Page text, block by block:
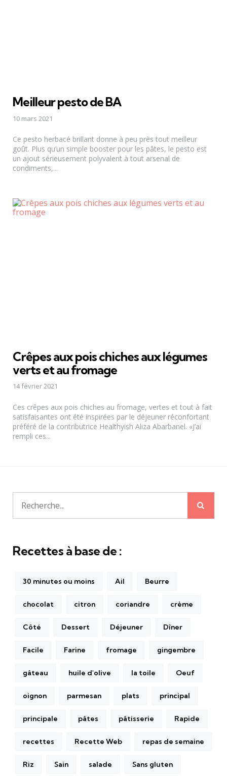
Meilleur pesto de BA
10 mars 2021
Ce pesto herbacé brillant donne à peu près tout meilleur
goût. Plus qu’un simple booster pour les pâtes, le pesto est
un ajout sérieusement polyvalent à tout arsenal de
condiments,...
Crêpes aux pois chiches aux légumes
verts et au fromage
14 février 2021
Ces crêpes aux pois chiches au fromage, vertes et tout à fait
satisfaisantes ont été inspirées par le déjeuner réconfortant
préféré de la contributrice Healthyish Aliza Abarbanel. «J’ai
rempli ces...
Recherche
pour:
Recettes à base de :
30 minutes ou moins Ail Beurre
chocolat citron coriandre crème
Côté Dessert Déjeuner Dîner
Facile Farine fromage gingembre
gâteau huile d'olive la toile Oeuf
oignon parmesan plats principal
principale pâtes pâtisserie Rapide
recettes Recette Web repas de semaine
Riz Sain salade Sans gluten